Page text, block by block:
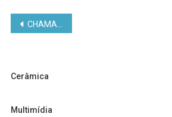
Navegação
Post
CHAMADAS E EDITAIS
Cerâmica
Multimídia